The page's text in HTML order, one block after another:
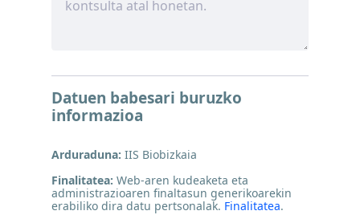
Datuen babesari buruzko
informazioa
Arduraduna: IIS Biobizkaia
Finalitatea: Web-aren kudeaketa eta
administrazioaren finaltasun generikoarekin
erabiliko dira datu pertsonalak. Finalitatea.